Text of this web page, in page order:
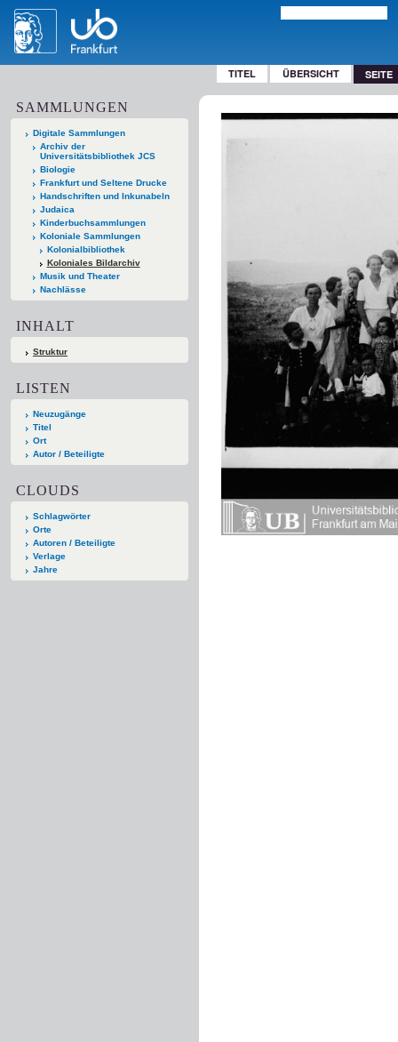
TITEL ÜBERSICHT SEITE
SAMMLUNGEN
Digitale Sammlungen
Archiv der
Universitätsbibliothek JCS
Biologie
Frankfurt und Seltene Drucke
Handschriften und Inkunabeln
Judaica
Kinderbuchsammlungen
Koloniale Sammlungen
Kolonialbibliothek
Koloniales Bildarchiv
Musik und Theater
Nachlässe
INHALT
Struktur
LISTEN
Neuzugänge
Titel
Ort
Autor / Beteiligte
CLOUDS
Schlagwörter
Orte
Autoren / Beteiligte
Verlage
Jahre